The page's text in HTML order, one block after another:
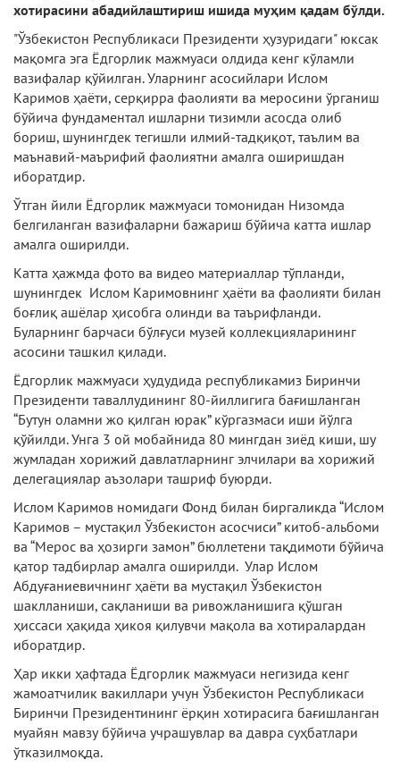
хотирасини абадийлаштириш ишида муҳим қадам бўлди.
"Ўзбекистон Республикаси Президенти ҳузуридаги" юксак
мақомга эга Ёдгорлик мажмуаси олдида кенг кўламли
вазифалар қўйилган. Уларнинг асосийлари Ислом
Каримов ҳаёти, серқирра фаолияти ва меросини ўрганиш
бўйича фундаментал ишларни тизимли асосда олиб
бориш, шунингдек тегишли илмий-тадқиқот, таълим ва
маънавий-маърифий фаолиятни амалга оширишдан
иборатдир.
Ўтган йили Ёдгорлик мажмуаси томонидан Низомда
белгиланган вазифаларни бажариш бўйича катта ишлар
амалга оширилди.
Катта ҳажмда фото ва видео материаллар тўпланди,
шунингдек Ислом Каримовнинг ҳаёти ва фаолияти билан
боғлиқ ашёлар ҳисобга олинди ва таърифланди.
Буларнинг барчаси бўлғуси музей коллекцияларининг
асосини ташкил қилади.
Ёдгорлик мажмуаси ҳудудида республикамиз Биринчи
Президенти таваллудининг 80-йиллигига бағишланган
“Бутун оламни жо қилган юрак” кўргазмаси иши йўлга
қўйилди. Унга 3 ой мобайнида 80 мингдан зиёд киши, шу
жумладан хорижий давлатларнинг элчилари ва хорижий
делегациялар аъзолари ташриф буюрди.
Ислом Каримов номидаги Фонд билан биргаликда “Ислом
Каримов – мустақил Ўзбекистон асосчиси” китоб-альбоми
ва “Мерос ва ҳозирги замон” бюллетени тақдимоти бўйича
қатор тадбирлар амалга оширилди. Улар Ислом
Абдуғаниевичнинг ҳаёти ва мустақил Ўзбекистон
шаклланиши, сақланиши ва ривожланишига қўшган
ҳиссаси ҳақида ҳикоя қилувчи мақола ва хотиралардан
иборатдир.
Ҳар икки ҳафтада Ёдгорлик мажмуаси негизида кенг
жамоатчилик вакиллари учун Ўзбекистон Республикаси
Биринчи Президентининг ёрқин хотирасига бағишланган
муайян мавзу бўйича учрашувлар ва давра суҳбатлари
ўтказилмоқда.